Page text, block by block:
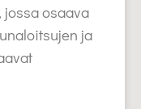
jossa osaava
ja